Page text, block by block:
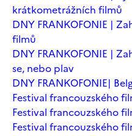
krátkometrážních filmů
DNY FRANKOFONIE |
filmů
DNY FRANKOFONIE |
se, nebo plav
DNY FRANKOFONIE|
Festival francouzského
Festival francouzského
Festival francouzského